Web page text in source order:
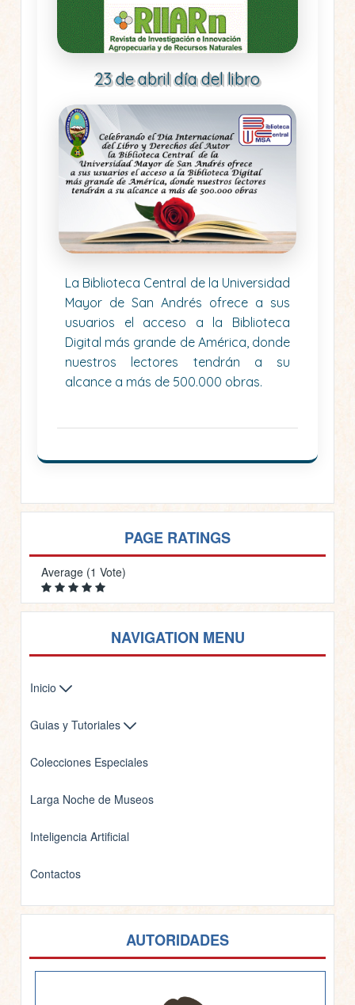
23 de abril día del libro
La Biblioteca Central de la Universidad
Mayor de San Andrés ofrece a sus
usuarios el acceso a la Biblioteca
Digital más grande de América, donde
nuestros lectores tendrán a su
alcance a más de 500.000 obras.
PAGE RATINGS
Average (1 Vote)
NAVIGATION MENU
Inicio
Guias y Tutoriales
Colecciones Especiales
Larga Noche de Museos
Inteligencia Artificial
Contactos
AUTORIDADES